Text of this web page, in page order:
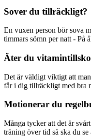
Sover du tillräckligt?
En vuxen person bör sova
timmars sömn per natt - På
Äter du
Det är väldigt viktigt att
får i dig tillräckligt med bra
Motionerar du
Många tycker att det är
träning över tid så ska du